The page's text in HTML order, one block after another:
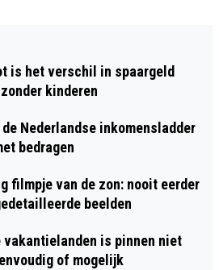
is het verschil in spaargeld
kinderen
Nederlandse inkomensladder
bedragen
filmpje van de zon: nooit eerder
beelden
vakantielanden is pinnen niet
of mogelijk